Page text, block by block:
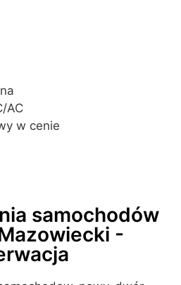
AC
w cenie
samochodów
-